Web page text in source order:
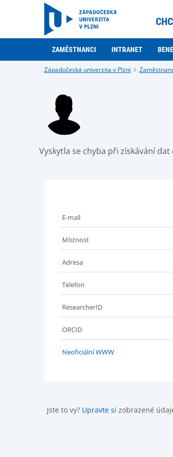
ZAMĚSTNANCI INTRANET
Západočeská univerzita v Plzni
Vyskytla se chyba při získávání
E-mail
Místnost
Adresa
Telefon
ResearcherID
ORCID
Neoficiální WWW
Jste to vy? Upravte si zobrazené